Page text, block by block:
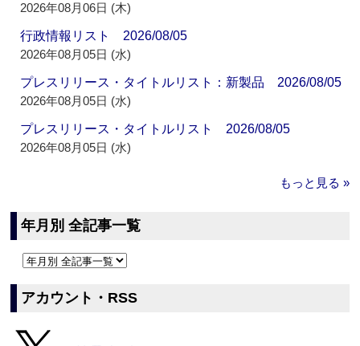
2026年08月06日 (木)
行政情報リスト 2026/08/05
2026年08月05日 (水)
プレスリリース・タイトルリスト：新製品 2026/08/05
2026年08月05日 (水)
プレスリリース・タイトルリスト 2026/08/05
2026年08月05日 (水)
もっと見る »
年月別 全記事一覧
アカウント・RSS